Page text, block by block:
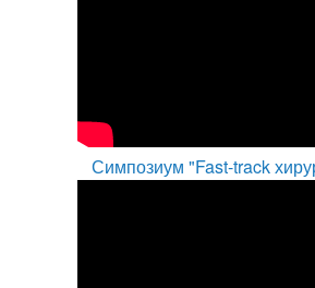
Симпозиум "Fast-track